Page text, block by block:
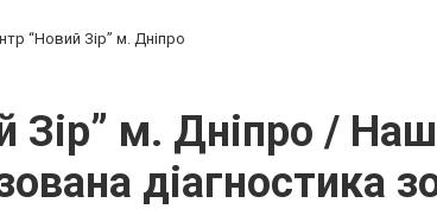
“Новий Зір” м. Дніпро
Зір” м. Дніпро /
діагностика